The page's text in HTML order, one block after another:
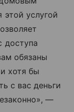
услугой
доступа
обязаны
хотя бы
с вас деньги
—